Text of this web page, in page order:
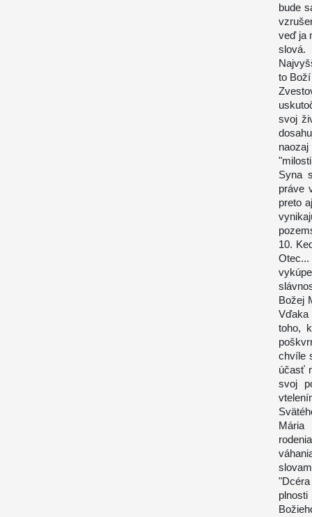
bude
veď ja
slová.
to
svoj
Syna
práve
preto
10.
Božej
toho,
chvíle
účasť
svoj
Mária